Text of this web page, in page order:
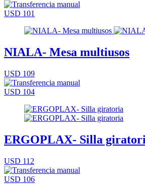
USD 101
NIALA- Mesa multiusos
USD 109
USD 104
ERGOPLAX- Silla
USD 112
USD 106